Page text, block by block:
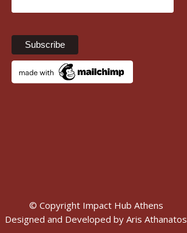
© Copyright Impact Hub Athens
Designed and Developed by Aris Athanatos